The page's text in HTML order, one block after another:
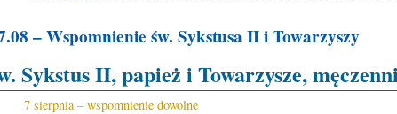
– Wspomnienie św. Sykstusa II i Towarzyszy
Sykstus II, papież i Towarzysze,
7 sierpnia – wspomnienie dowolne